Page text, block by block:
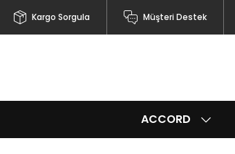
Kargo Sorgula Müşteri Destek
ACCORD